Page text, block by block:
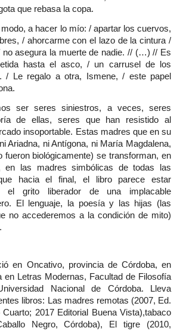
que rebasa la copa.
a hacer lo mío: / apartar los cuervos,
/ ahorcarme con el lazo de la cintura /
no asegura la muerte de nadie. // (…) // Es
hasta el asco, / un carrusel de los
/ Le regalo a otra, Ismene, / este papel
ser seres siniestros, a veces, seres
de ellas, seres que han resistido al
insoportable. Estas madres que en su
Ariadna, ni Antígona, ni María Magdalena,
fueron biológicamente) se transforman, en
en las madres simbólicas de todas las
hacia el final, el libro parece estar
el grito liberador de una implacable
El lenguaje, la poesía y las hijas (las
no accederemos a la condición de mito)
en Oncativo, provincia de Córdoba, en
en Letras Modernas, Facultad de Filosofía
Nacional de Córdoba. Lleva
libros: Las madres remotas (2007, Ed.
2017 Editorial Buena Vista),tabaco
Negro, Córdoba), El tigre (2010,